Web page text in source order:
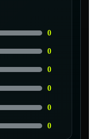
0
0
0
0
0
0